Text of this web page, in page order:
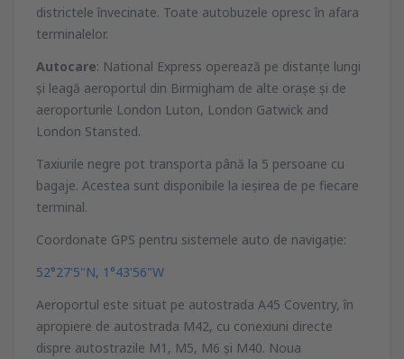
districtele învecinate. Toate autobuzele opresc în afara
terminalelor.
Autocare: National Express operează pe distanţe lungi
şi leagă aeroportul din Birmigham de alte oraşe şi de
aeroporturile London Luton, London Gatwick and
London Stansted.
Taxiurile negre pot transporta până la 5 persoane cu
bagaje. Acestea sunt disponibile la ieşirea de pe fiecare
terminal.
Coordonate GPS pentru sistemele auto de navigaţie:
52°27'5"N, 1°43'56"W
Aeroportul este situat pe autostrada A45 Coventry, în
apropiere de autostrada M42, cu conexiuni directe
dispre autostrazile M1, M5, M6 şi M40. Noua